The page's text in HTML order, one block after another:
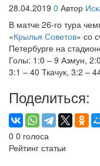
28.04.2019 0 Автор
В матче 26-го тура
«Крылья Советов» со
Петербурге на
Голы: 1:0 – 9 Азмун,
3:1 – 40 Ткачук, 3:2 –
Поделиться:
0 0 голоса
Рейтинг статьи